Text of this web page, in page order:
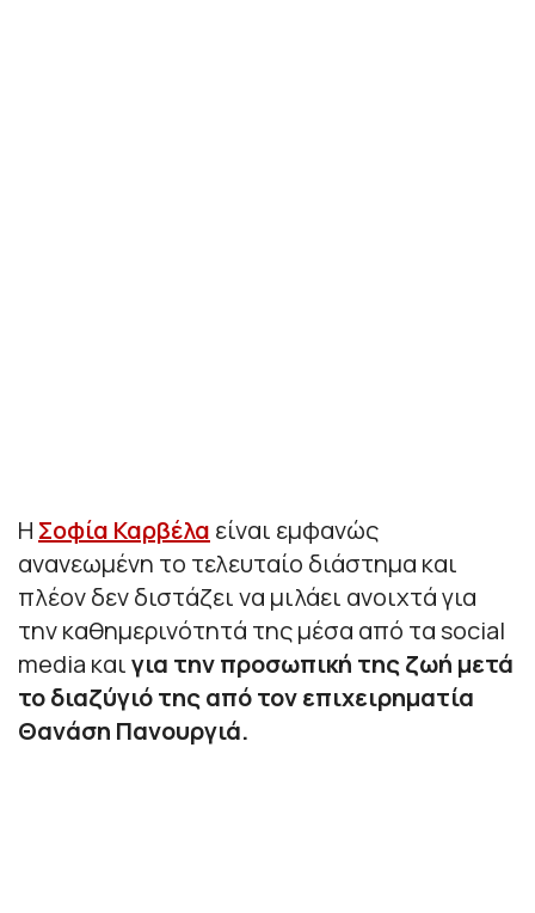
Η Σοφία Καρβέλα είναι εμφανώς
ανανεωμένη το τελευταίο διάστημα και
πλέον δεν διστάζει να μιλάει ανοιχτά για
την καθημερινότητά της μέσα από τα social
media καιγια την προσωπική της ζωή μετά
το διαζύγιό της από τον επιχειρηματία
Θανάση Πανουργιά.